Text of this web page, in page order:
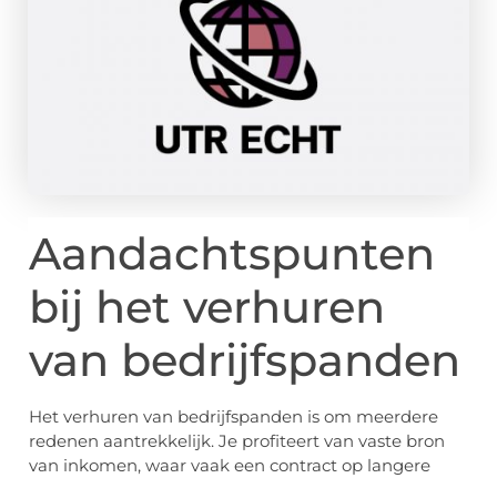
Aandachtspunten
bij het verhuren
van bedrijfspanden
Het verhuren van bedrijfspanden is om meerdere
redenen aantrekkelijk. Je profiteert van vaste bron
van inkomen, waar vaak een contract op langere